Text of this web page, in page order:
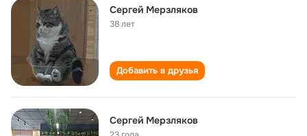
Сергей Мерзляков
38 лет
Добавить в друзья
Сергей Мерзляков